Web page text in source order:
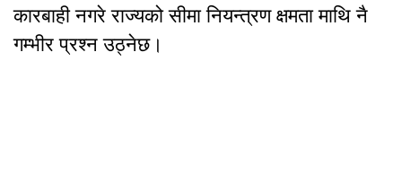
कारबाही नगरे राज्यको सीमा नियन्त्रण क्षमता माथि नै
गम्भीर प्रश्न उठ्नेछ।